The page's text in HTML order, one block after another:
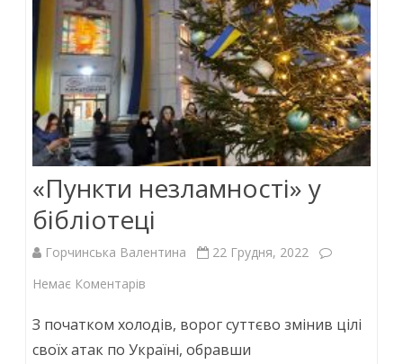
«Пункти незламності» у
бібліотеці
Горчинська Валентина
22 Грудня, 2022
Немає Коментарів
незламності»
З початком холодів, ворог суттєво змінив цілі
своїх атак по Україні, обравши